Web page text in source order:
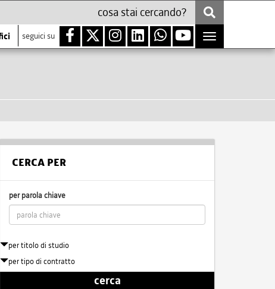
seguici su
Toggle
navigation
CERCA PER
per parola chiave
per titolo di studio
per tipo di contratto
cerca